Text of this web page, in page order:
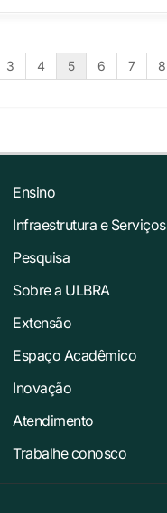
3 4 5 6 7 8
Ensino
Infraestrutura e Serviços
Pesquisa
Sobre a ULBRA
Extensão
Espaço Acadêmico
Inovação
Atendimento
Trabalhe conosco